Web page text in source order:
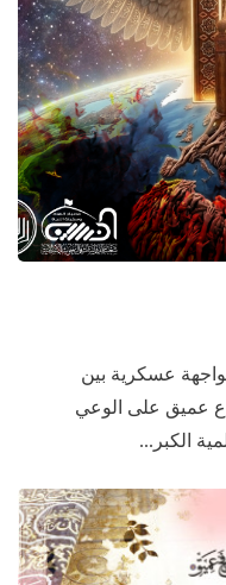
عسكرية بين
عميق على الوعي
الكبر...